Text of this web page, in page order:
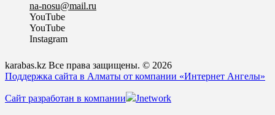
na-nosu@mail.ru
YouTube
YouTube
Instagram
karabas.kz Все права защищены. © 2026
Поддержка сайта в Алматы от компании «Интернет Ангелы»
Сайт разработан в компании Jnetwork